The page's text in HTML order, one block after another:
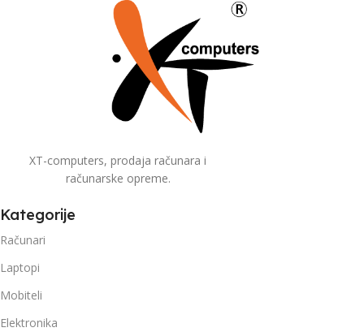
XT-computers, prodaja računara i
računarske opreme.
Kategorije
Računari
Laptopi
Mobiteli
Elektronika